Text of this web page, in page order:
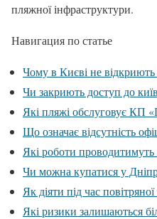
пляжної інфраструктури.
Навигация по статье
Чому в Києві не
Чи закриють доступ до
Які пляжі обслуговує КП
Що означає відсутність
Які роботи
Чи можна купатися у
Як діяти під час
Які ризики залишаються